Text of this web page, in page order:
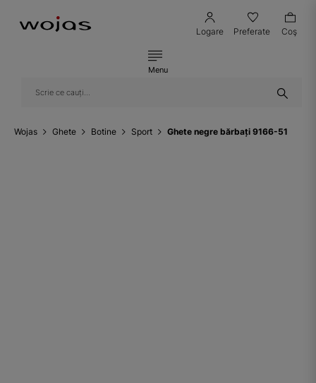
Logare Preferate Coş
Menu
Wojas Ghete Botine Sport Ghete negre bărbați 9166-51